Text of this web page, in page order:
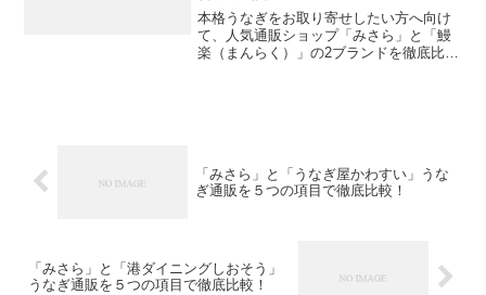
本格うなぎをお取り寄せしたい方へ向け
て、人気通販ショップ「みさら」と「鰻
楽（まんらく）」の2ブランドを徹底比較
「みさら」と「うなぎ屋かわすい」うな
ぎ通販を５つの項目で徹底比較！
「みさら」と「港ダイニングしおそう」
うなぎ通販を５つの項目で徹底比較！